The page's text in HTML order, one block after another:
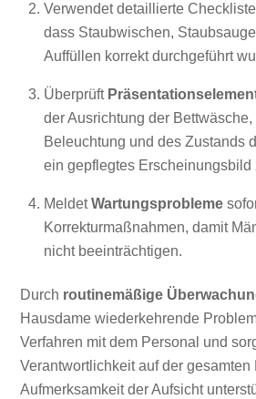
Verwendet detaillierte
dass Staubwischen,
Auffüllen korrekt durchgeführt
Überprüft
der Ausrichtung der
Beleuchtung und des Zustands
ein gepflegtes Erscheinungsbild
MeldetWartungsprobleme
Korrekturmaßnahmen, damit
nicht beeinträchtigen.
Durch routinemäßige
Hausdame wiederkehrende
Verfahren mit dem Personal und
Verantwortlichkeit auf der gesamten
Aufmerksamkeit der Aufsicht